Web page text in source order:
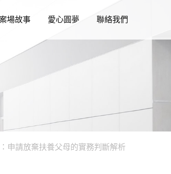
場故事 愛心圓夢 聯絡我們
申請放棄扶養父母的實務判斷解析